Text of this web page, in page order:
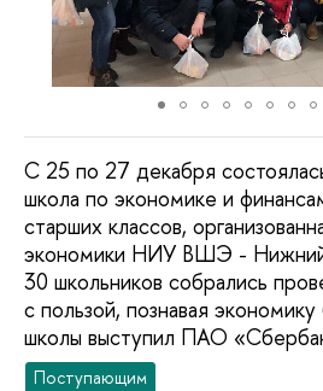
С 25 по 27 декабря
школа по экономике и
старших классов,
экономики НИУ ВШЭ -
30 школьников собрались
с пользой, познавая
школы выступил ПАО
Поступающим